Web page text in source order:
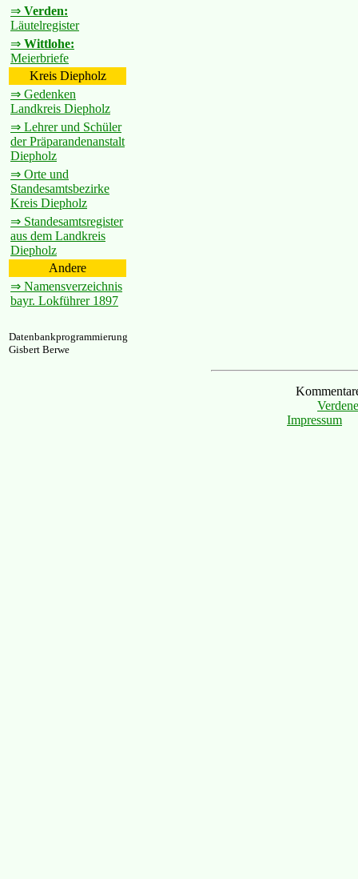
⇒ Verden:
Läutelregister
⇒ Wittlohe:
Meierbriefe
Kreis Diepholz
⇒ Gedenken
Landkreis Diepholz
⇒ Lehrer und Schüler
der Präparandenanstalt
Diepholz
⇒ Orte und
Standesamtsbezirke
Kreis Diepholz
⇒ Standesamtsregister
aus dem Landkreis
Diepholz
Andere
⇒ Namensverzeichnis
bayr. Lokführer 1897
Datenbankprogrammierung
Gisbert Berwe
Impressum